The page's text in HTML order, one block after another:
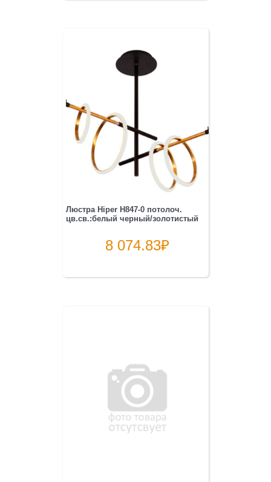
Люстра Hiper H847-0 потолоч.
цв.св.:белый черный/золотистый
8 074.83₽